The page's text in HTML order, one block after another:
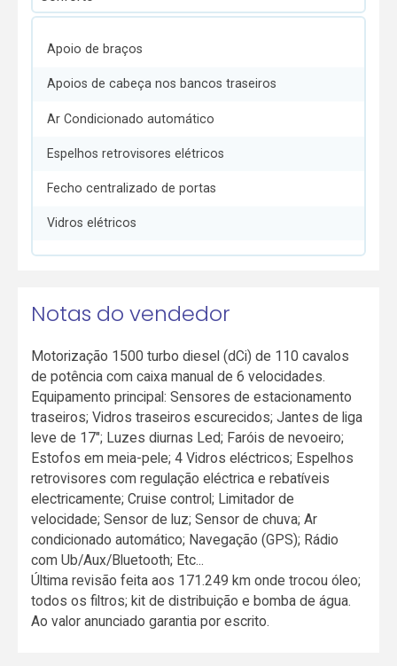
Apoio de braços
Apoios de cabeça nos bancos traseiros
Ar Condicionado automático
Espelhos retrovisores elétricos
Fecho centralizado de portas
Vidros elétricos
Notas do vendedor
Motorização 1500 turbo diesel (dCi) de 110 cavalos
de potência com caixa manual de 6 velocidades.
Equipamento principal: Sensores de estacionamento
traseiros; Vidros traseiros escurecidos; Jantes de liga
leve de 17"; Luzes diurnas Led; Faróis de nevoeiro;
Estofos em meia-pele; 4 Vidros eléctricos; Espelhos
retrovisores com regulação eléctrica e rebatíveis
electricamente; Cruise control; Limitador de
velocidade; Sensor de luz; Sensor de chuva; Ar
condicionado automático; Navegação (GPS); Rádio
com Ub/Aux/Bluetooth; Etc...
Última revisão feita aos 171.249 km onde trocou óleo;
todos os filtros; kit de distribuição e bomba de água.
Ao valor anunciado garantia por escrito.